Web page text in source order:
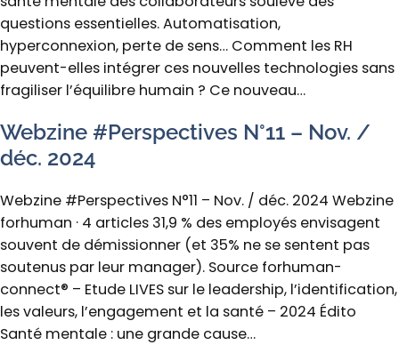
questions essentielles. Automatisation,
hyperconnexion, perte de sens… Comment les RH
peuvent-elles intégrer ces nouvelles technologies sans
fragiliser l’équilibre humain ? Ce nouveau…
Webzine #Perspectives N°11 – Nov. /
déc. 2024
Webzine #Perspectives N°11 – Nov. / déc. 2024 Webzine
forhuman · 4 articles 31,9 % des employés envisagent
souvent de démissionner (et 35% ne se sentent pas
soutenus par leur manager). Source forhuman-
connect® – Etude LIVES sur le leadership, l’identification,
les valeurs, l’engagement et la santé – 2024 Édito
Santé mentale : une grande cause…